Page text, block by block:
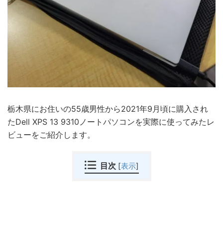
栃木県にお住いの55歳男性から2021年9月頃に購入され
たDell XPS 13 9310ノートパソコンを実際に使ってみたレ
ビューをご紹介します。
目次 [表示]